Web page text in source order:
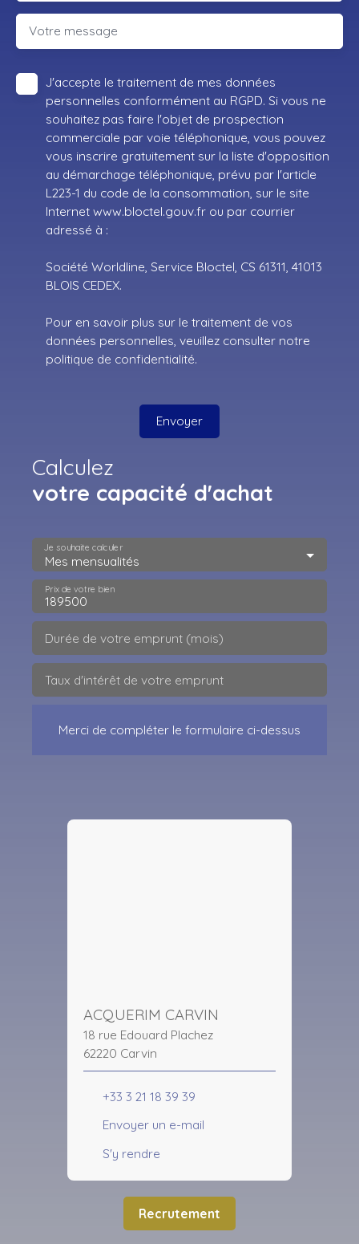
Votre message
J'accepte le traitement de mes données
personnelles conformément au RGPD. Si vous ne
souhaitez pas faire l'objet de prospection
commerciale par voie téléphonique, vous pouvez
vous inscrire gratuitement sur la liste d'opposition
au démarchage téléphonique, prévu par l'article
L223-1 du code de la consommation, sur le site
Internet www.bloctel.gouv.fr ou par courrier
adressé à :
Société Worldline, Service Bloctel, CS 61311, 41013
BLOIS CEDEX.
Pour en savoir plus sur le traitement de vos
données personnelles, veuillez consulter notre
politique de confidentialité.
Envoyer
Calculez
votre capacité d'achat
Mes mensualités
Je souhaite calculer
Prix de votre bien
Durée de votre emprunt (mois)
Taux d'intérêt de votre emprunt
Merci de compléter le formulaire ci-dessus
ACQUERIM CARVIN
18 rue Edouard Plachez
62220 Carvin
+33 3 21 18 39 39
Envoyer un e-mail
S'y rendre
Recrutement